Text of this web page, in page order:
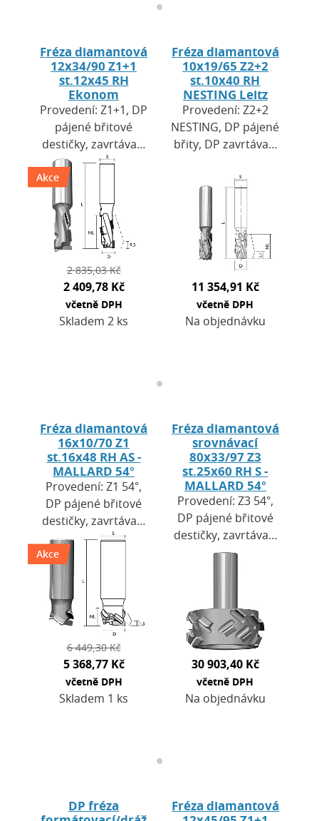
Fréza diamantová
12x34/90 Z1+1
st.12x45 RH
Ekonom
Provedení: Z1+1, DP
pájené břitové
destičky, zavrtávací
břit HW. Výška
destiček H = 2,7
mm. Použití: pro
CNC obráběcí
centra a…
Akce
2 835,03 Kč
2 409,78 Kč
včetně DPH
Skladem 2 ks
Fréza diamantová
10x19/65 Z2+2
st.10x40 RH
NESTING Leitz
Provedení: Z2+2
NESTING, DP pájené
břity, DP zavrtávací
speciální oceli
DENSIMET. Použití:
pro CNC…
11 354,91 Kč
včetně DPH
Na objednávku
Fréza diamantová
16x10/70 Z1
st.16x48 RH AS -
MALLARD 54°
Provedení: Z1 54°,
DP pájené břitové
destičky, zavrtávací
břit DP. Výška
destiček H = 3,5
mm. Použití: pro
centra.…
Akce
6 449,30 Kč
5 368,77 Kč
včetně DPH
Skladem 1 ks
Fréza diamantová
srovnávací
80x33/97 Z3
st.25x60 RH S -
MALLARD 54°
Provedení: Z3 54°,
DP pájené břitové
destičky, zavrtávací
břit DP. Výška
CNC obráběcí
centra…
30 903,40 Kč
včetně DPH
Na objednávku
DP fréza
Fréza diamantová